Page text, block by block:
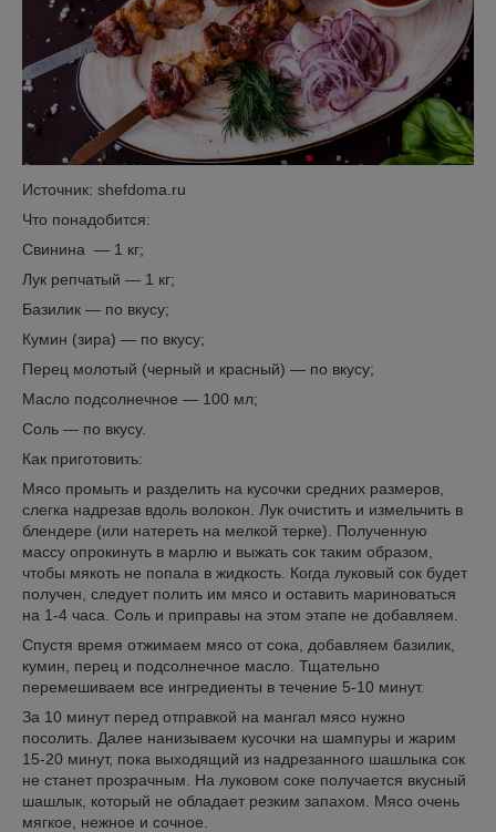
Источник: shefdoma.ru
Что понадобится:
Свинина — 1 кг;
Лук репчатый — 1 кг;
Базилик — по вкусу;
Кумин (зира) — по вкусу;
Перец молотый (черный и красный) — по вкусу;
Масло подсолнечное — 100 мл;
Соль — по вкусу.
Как приготовить:
Мясо промыть и разделить на кусочки средних размеров,
слегка надрезав вдоль волокон. Лук очистить и измельчить в
блендере (или натереть на мелкой терке). Полученную
массу опрокинуть в марлю и выжать сок таким образом,
чтобы мякоть не попала в жидкость. Когда луковый сок будет
получен, следует полить им мясо и оставить мариноваться
на 1-4 часа. Соль и приправы на этом этапе не добавляем.
Спустя время отжимаем мясо от сока, добавляем базилик,
кумин, перец и подсолнечное масло. Тщательно
перемешиваем все ингредиенты в течение 5-10 минут.
За 10 минут перед отправкой на мангал мясо нужно
посолить. Далее нанизываем кусочки на шампуры и жарим
15-20 минут, пока выходящий из надрезанного шашлыка сок
не станет прозрачным. На луковом соке получается вкусный
шашлык, который не обладает резким запахом. Мясо очень
мягкое, нежное и сочное.